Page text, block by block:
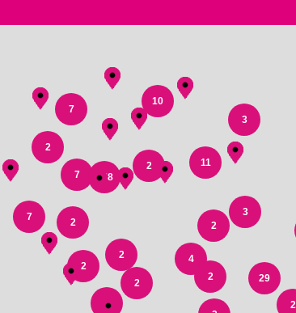
2
2
2
4
2
29
3
3
10
11
2
7
7
2
2
3
2
2
7 178